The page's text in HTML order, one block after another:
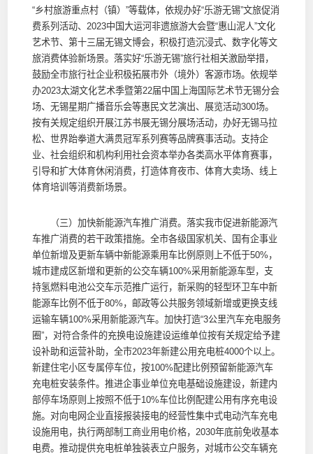
“乡村旅游重点村（镇）”等载体，依规办好“乐游无锡”文旅促消
费系列活动、2023中国大运河非遗旅游大会暨“惠山泥人”文化
艺术节、第十三届无锡文博会，积极打造沉浸式、数字化等文
旅消费体验新场景。落实好“乐游无锡”旅行社相关激励举措，
鼓励全市旅行社企业积极拓展市外（境外）客源市场。依规举
办2023太湖文化艺术季暨第22届中国上海国际艺术节无锡分会
场、无锡星期广播音乐会等惠民文艺演出、展览活动300场。
按有关规定组织开展江苏书展无锡分展场活动，办好无锡马拉
松、世界跆拳道大满贯冠军系列赛等品牌赛事活动。支持企
业、社会组织和机构利用社会资本举办各类高水平体育赛事，
引导和扩大体育休闲消费，打造体育夜市、体育大卖场、线上
体育培训等消费新场景。
（三）加快新能源汽车推广消费。落实我市促进新能源汽
车推广消费的若干政策措施。全市各级国家机关、国有企事业
单位新增及更新车辆中新能源乘用车比例原则上不低于50%，
城市建成区新增和更新的公交车辆100%采用新能源车型，支
持氢燃料电池公交车示范推广运行，新采购的轻型环卫车中新
能源车比例不低于80%，邮政等公共服务领域新增或更换支线
运输车辆100%采用新能源汽车。加快打造“3公里汽车充电服务
圈”，对符合条件的充换电设施建设运维单位按有关规定给予建
设补助和运营补助，全市2023年新建公用充电桩4000个以上。
新建住宅小区专属停车位，按100%配建比例预留新能源汽车
充电桩安装条件。推进企事业单位充电基础设施建设，新建内
部停车场原则上按照不低于10%车位比例配建公用有序充电设
施。对向电网企业直接报装接电的经营性集中式电动汽车充电
设施用电，执行两部制工商业用电价格，2030年底前免收基本
电费。推动提供充电桩单独装表立户服务，对城市公交车辆充